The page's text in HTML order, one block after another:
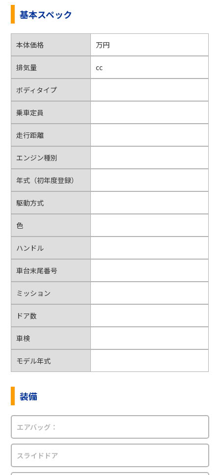
基本スペック
本体価格 万円
排気量 cc
ボディタイプ
乗車定員
走行距離
エンジン種別
年式（初年度登録）
駆動方式
色
ハンドル
車台末尾番号
ミッション
ドア数
車検
モデル年式
装備
エアバッグ：
スライドドア